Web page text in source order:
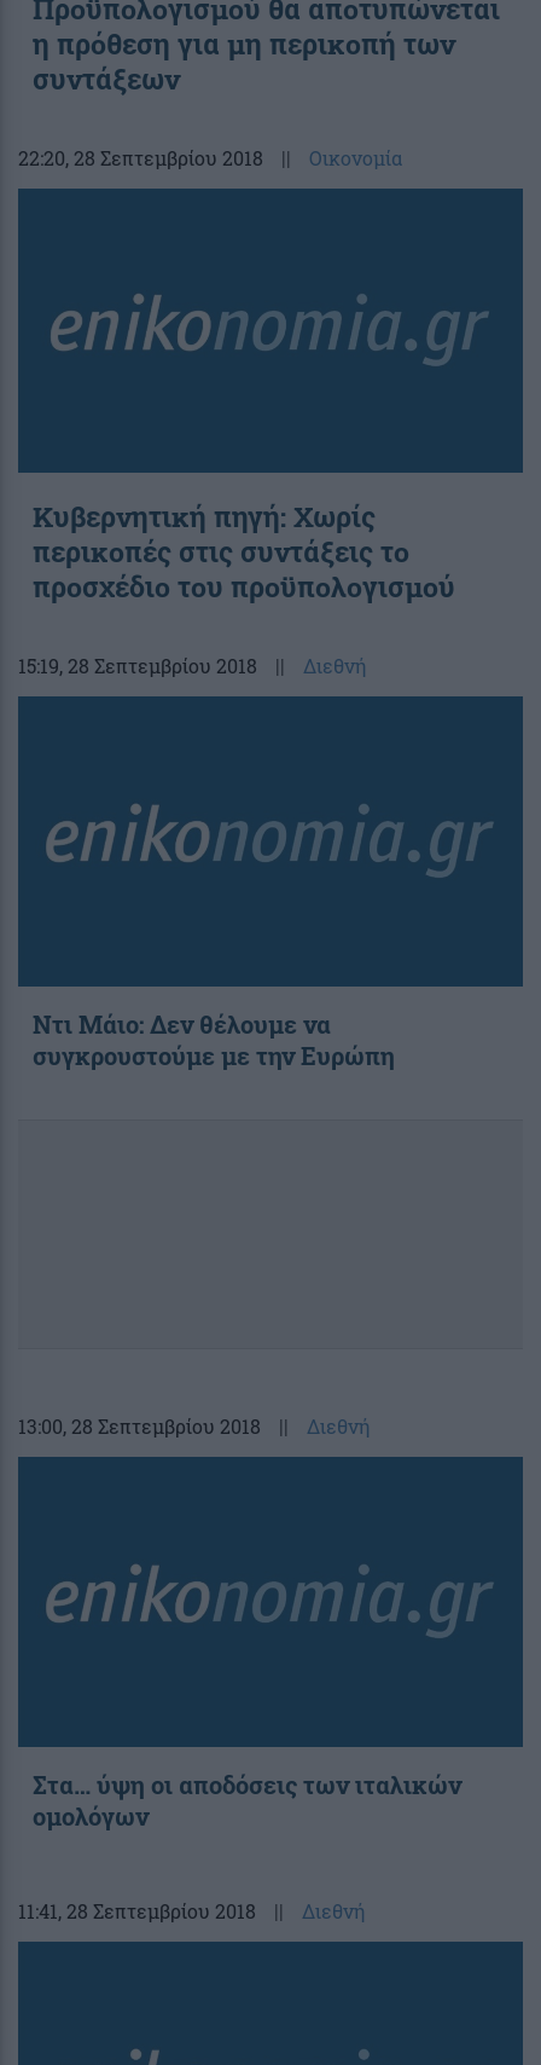
Προϋπολογισμού θα αποτυπώνεται
η πρόθεση για μη περικοπή των
συντάξεων
22:20, 28 Σεπτεμβρίου 2018 || Οικονομία
Κυβερνητική πηγή: Χωρίς
περικοπές στις συντάξεις το
προσχέδιο του προϋπολογισμού
15:19, 28 Σεπτεμβρίου 2018 || Διεθνή
Ντι Μάιο: Δεν θέλουμε να
συγκρουστούμε με την Ευρώπη
13:00, 28 Σεπτεμβρίου 2018 || Διεθνή
Στα… ύψη οι αποδόσεις των ιταλικών
ομολόγων
11:41, 28 Σεπτεμβρίου 2018 || Διεθνή